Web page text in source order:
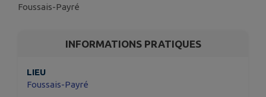
Foussais-Payré
INFORMATIONS PRATIQUES
LIEU
Foussais-Payré